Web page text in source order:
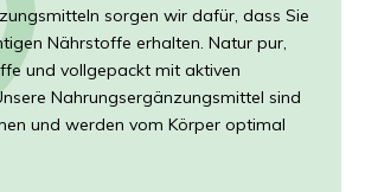
sorgen wir dafür, dass Sie
Nährstoffe erhalten. Natur pur,
und vollgepackt mit aktiven
Nahrungsergänzungsmittel sind
und werden vom Körper optimal